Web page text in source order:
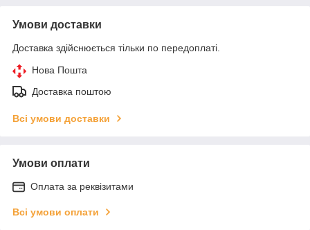
Умови доставки
Доставка здійснюється тільки по передоплаті.
Нова Пошта
Доставка поштою
Всі умови доставки
Умови оплати
Оплата за реквізитами
Всі умови оплати